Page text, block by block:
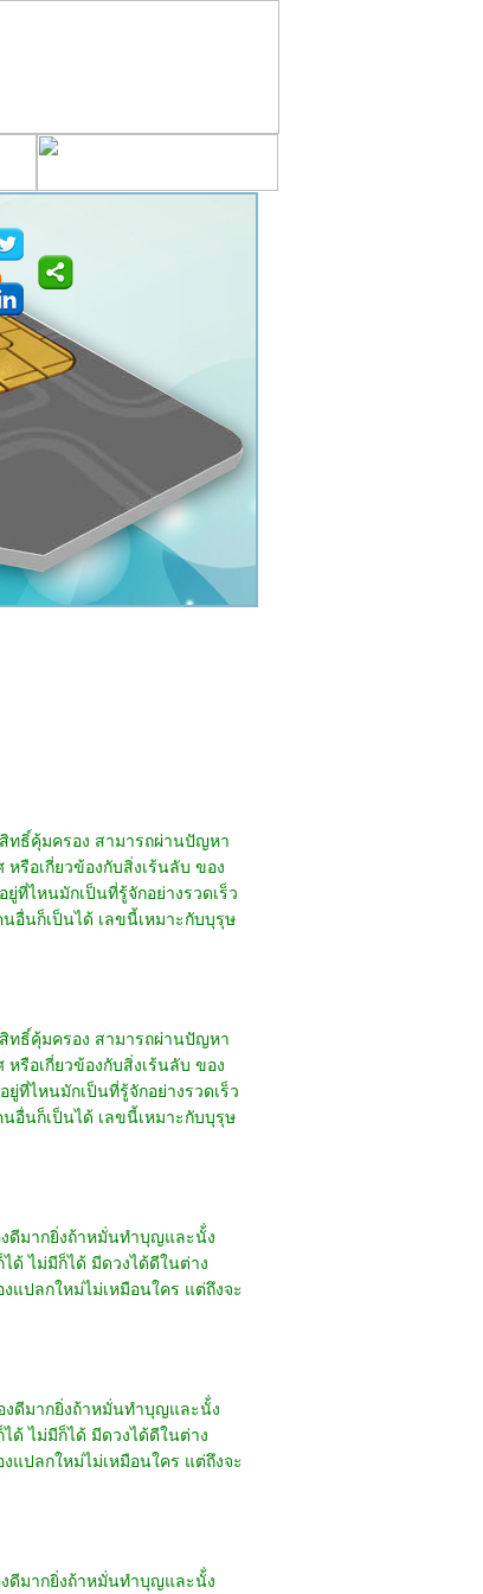
ทธิ์คุ้มครอง สามารถผ่านปัญหา
รือเกี่ยวข้องกับสิ่งเร้นลับ ของ
ไหนมักเป็นที่รู้จักอย่างรวดเร็ว
อื่นก็เป็นได้ เลขนี้เหมาะกับบุรุษ
ทธิ์คุ้มครอง สามารถผ่านปัญหา
รือเกี่ยวข้องกับสิ่งเร้นลับ ของ
ไหนมักเป็นที่รู้จักอย่างรวดเร็ว
อื่นก็เป็นได้ เลขนี้เหมาะกับบุรุษ
ดีมากยิ่งถ้าหมั่นทำบุญและนั้่ง
ด้ ไม่มีก็ได้ มีดวงได้ดีในต่าง
แปลกใหม่ไม่เหมือนใคร แต่ถึงจะ
ดีมากยิ่งถ้าหมั่นทำบุญและนั้่ง
ด้ ไม่มีก็ได้ มีดวงได้ดีในต่าง
แปลกใหม่ไม่เหมือนใคร แต่ถึงจะ
ดีมากยิ่งถ้าหมั่นทำบุญและนั้่ง